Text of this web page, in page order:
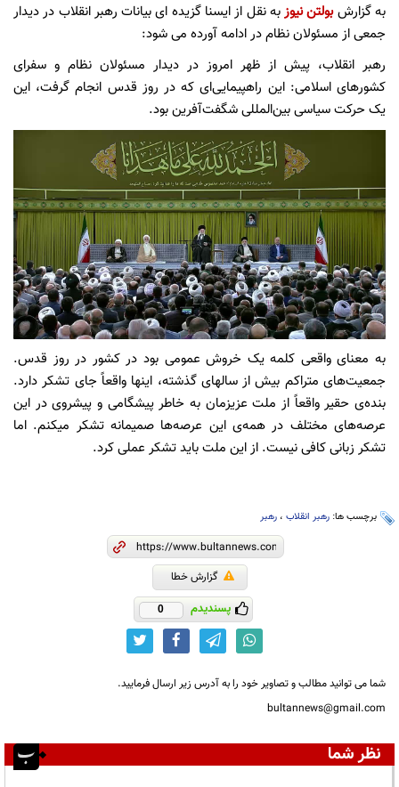
به گزارشبولتن نیوزبه نقل از ایسنا گزیده ای بیانات رهبر انقلاب در دیدار
جمعی از مسئولان نظام در ادامه آورده می شود:
رهبر انقلاب، پیش از ظهر امروز در دیدار مسئولان نظام و سفرای
کشورهای اسلامی: این راهپیمایی‌ای که در روز قدس انجام گرفت، این
یک حرکت سیاسی بین‌المللی شگفت‌آفرین بود.
به معنای واقعی کلمه یک خروش عمومی بود در کشور در روز قدس.
جمعیت‌های متراکم بیش از سالهای گذشته، اینها واقعاً جای تشکر دارد.
بنده‌ی حقیر واقعاً از ملت عزیزمان به خاطر پیشگامی و پیشروی در این
عرصه‌های مختلف در همه‌ی این عرصه‌ها صمیمانه تشکر میکنم. اما
تشکر زبانی کافی نیست. از این ملت باید تشکر عملی کرد.
برچسب ها: رهبر انقلاب ، رهبر
گزارش خطا
پسندیدم 0
شما می توانید مطالب و تصاویر خود را به آدرس زیر ارسال فرمایید.
bultannews@gmail.com
نظر شما